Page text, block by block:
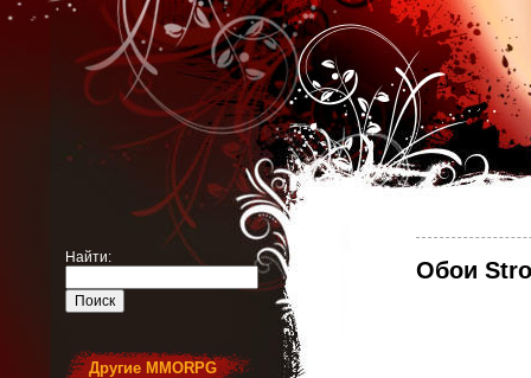
Обои
Найти:
Другие MMORPG